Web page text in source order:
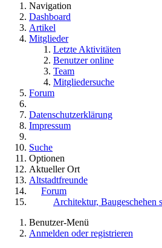
Navigation
Dashboard
Artikel
Mitglieder
Letzte Aktivitäten
Benutzer online
Team
Mitgliedersuche
Forum
Datenschutzerklärung
Impressum
Suche
Optionen
Aktueller Ort
Altstadtfreunde
Forum
Architektur, Baugeschehen
Benutzer-Menü
Anmelden oder registrieren